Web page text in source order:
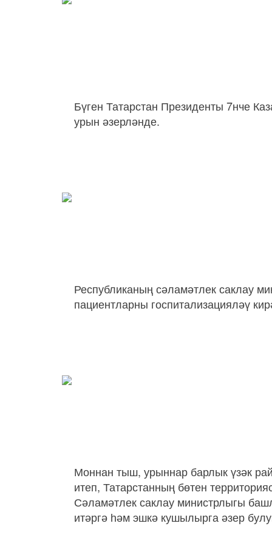
Бүген Татарстан Президенты 7нче
урын әзерләнде.
Республиканың сәламәтлек саклау
пациентларны госпитализацияләү
Моннан тыш, урыннар барлык үзәк
итеп, Татарстанның бөтен
Сәламәтлек саклау министрлыгы
итәргә һәм эшкә кушылырга әзер